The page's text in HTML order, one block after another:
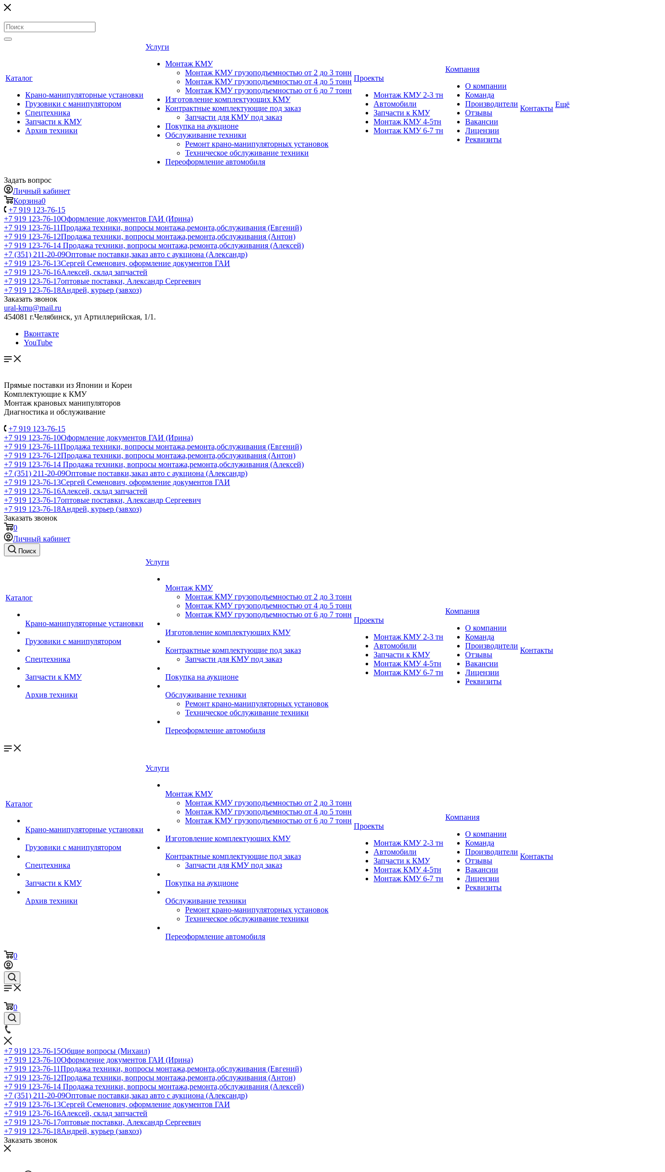
Каталог
Крано-манипуляторные установки
Грузовики с манипулятором
Спецтехника
Запчасти к КМУ
Архив техники
Услуги
Монтаж КМУ
Монтаж КМУ грузоподъемностью от 2 до 3 тонн
Монтаж КМУ грузоподъемностью от 4 до 5 тонн
Монтаж КМУ грузоподъемностью от 6 до 7 тонн
Изготовление комплектующих КМУ
Контрактные комплектующие под заказ
Запчасти для КМУ под заказ
Покупка на аукционе
Обслуживание техники
Ремонт крано-манипуляторных установок
Техническое обслуживание техники
Переоформление автомобиля
Проекты
Монтаж КМУ 2-3 тн
Автомобили
Запчасти к КМУ
Монтаж КМУ 4-5тн
Монтаж КМУ 6-7 тн
Компания
О компании
Команда
Производители
Отзывы
Вакансии
Лицензии
Реквизиты
Контакты Ещё
Задать вопрос
Личный кабинет
Корзина0
+7 919 123-76-15
+7 919 123-76-10Оформление документов ГАИ (Ирина)
+7 919 123-76-11Продажа техники, вопросы монтажа,ремонта,обслуживания (Евгений)
+7 919 123-76-12Продажа техники, вопросы монтажа,ремонта,обслуживания (Антон)
+7 919 123-76-14 Продажа техники, вопросы монтажа,ремонта,обслуживания (Алексей)
+7 (351) 211-20-09Оптовые поставки,заказ авто с аукциона (Александр)
+7 919 123-76-13Сергей Семенович, оформление документов ГАИ
+7 919 123-76-16Алексей, склад запчастей
+7 919 123-76-17оптовые поставки, Александр Сергеевич
+7 919 123-76-18Андрей, курьер (завхоз)
Заказать звонок
ural-kmu@mail.ru
454081 г.Челябинск, ул Артиллерийская, 1/1.
Вконтакте
YouTube
Прямые поставки из Японии и Кореи
Комплектующие к КМУ
Монтаж крановых манипуляторов
Диагностика и обслуживание
+7 919 123-76-15
+7 919 123-76-10Оформление документов ГАИ (Ирина)
+7 919 123-76-11Продажа техники, вопросы монтажа,ремонта,обслуживания (Евгений)
+7 919 123-76-12Продажа техники, вопросы монтажа,ремонта,обслуживания (Антон)
+7 919 123-76-14 Продажа техники, вопросы монтажа,ремонта,обслуживания (Алексей)
+7 (351) 211-20-09Оптовые поставки,заказ авто с аукциона (Александр)
+7 919 123-76-13Сергей Семенович, оформление документов ГАИ
+7 919 123-76-16Алексей, склад запчастей
+7 919 123-76-17оптовые поставки, Александр Сергеевич
+7 919 123-76-18Андрей, курьер (завхоз)
Заказать звонок
0
Личный кабинет
Поиск
Каталог
Крано-манипуляторные установки
Грузовики с манипулятором
Спецтехника
Запчасти к КМУ
Архив техники
Услуги
Монтаж КМУ
Монтаж КМУ грузоподъемностью от 2 до 3 тонн
Монтаж КМУ грузоподъемностью от 4 до 5 тонн
Монтаж КМУ грузоподъемностью от 6 до 7 тонн
Изготовление комплектующих КМУ
Контрактные комплектующие под заказ
Запчасти для КМУ под заказ
Покупка на аукционе
Обслуживание техники
Ремонт крано-манипуляторных установок
Техническое обслуживание техники
Переоформление автомобиля
Проекты
Монтаж КМУ 2-3 тн
Автомобили
Запчасти к КМУ
Монтаж КМУ 4-5тн
Монтаж КМУ 6-7 тн
Компания
О компании
Команда
Производители
Отзывы
Вакансии
Лицензии
Реквизиты
Контакты
Каталог
Крано-манипуляторные установки
Грузовики с манипулятором
Спецтехника
Запчасти к КМУ
Архив техники
Услуги
Монтаж КМУ
Монтаж КМУ грузоподъемностью от 2 до 3 тонн
Монтаж КМУ грузоподъемностью от 4 до 5 тонн
Монтаж КМУ грузоподъемностью от 6 до 7 тонн
Изготовление комплектующих КМУ
Контрактные комплектующие под заказ
Запчасти для КМУ под заказ
Покупка на аукционе
Обслуживание техники
Ремонт крано-манипуляторных установок
Техническое обслуживание техники
Переоформление автомобиля
Проекты
Монтаж КМУ 2-3 тн
Автомобили
Запчасти к КМУ
Монтаж КМУ 4-5тн
Монтаж КМУ 6-7 тн
Компания
О компании
Команда
Производители
Отзывы
Вакансии
Лицензии
Реквизиты
Контакты
0
0
+7 919 123-76-15Общие вопросы (Михаил)
+7 919 123-76-10Оформление документов ГАИ (Ирина)
+7 919 123-76-11Продажа техники, вопросы монтажа,ремонта,обслуживания (Евгений)
+7 919 123-76-12Продажа техники, вопросы монтажа,ремонта,обслуживания (Антон)
+7 919 123-76-14 Продажа техники, вопросы монтажа,ремонта,обслуживания (Алексей)
+7 (351) 211-20-09Оптовые поставки,заказ авто с аукциона (Александр)
+7 919 123-76-13Сергей Семенович, оформление документов ГАИ
+7 919 123-76-16Алексей, склад запчастей
+7 919 123-76-17оптовые поставки, Александр Сергеевич
+7 919 123-76-18Андрей, курьер (завхоз)
Заказать звонок